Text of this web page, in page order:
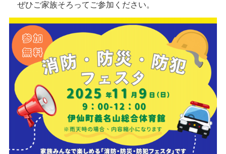
ぜひご家族そろってご参加ください。